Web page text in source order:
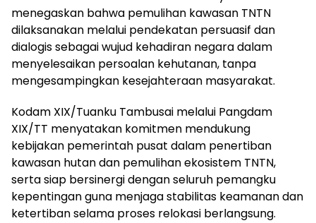
menegaskan bahwa pemulihan kawasan TNTN
dilaksanakan melalui pendekatan persuasif dan
dialogis sebagai wujud kehadiran negara dalam
menyelesaikan persoalan kehutanan, tanpa
mengesampingkan kesejahteraan masyarakat.
Kodam XIX/Tuanku Tambusai melalui Pangdam
XIX/TT menyatakan komitmen mendukung
kebijakan pemerintah pusat dalam penertiban
kawasan hutan dan pemulihan ekosistem TNTN,
serta siap bersinergi dengan seluruh pemangku
kepentingan guna menjaga stabilitas keamanan dan
ketertiban selama proses relokasi berlangsung.